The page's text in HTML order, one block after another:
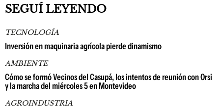
SEGUÍ LEYENDO
TECNOLOGÍA
Inversión en maquinaria agrícola pierde dinamismo
AMBIENTE
Cómo se formó Vecinos del Casupá, los intentos de reunión con Orsi
y la marcha del miércoles 5 en Montevideo
AGROINDUSTRIA